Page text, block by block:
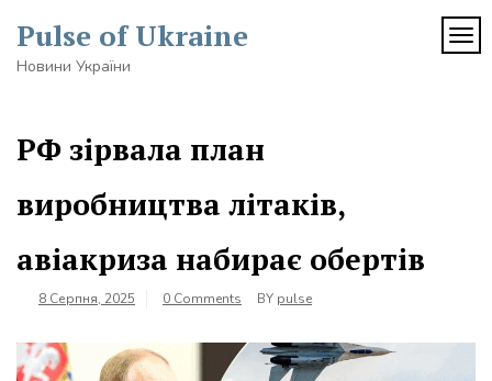
content
Pulse of Ukraine
Новини України
РФ зірвала план
виробництва літаків,
авіакриза набирає обертів
8 Серпня, 2025 0 Comments BY pulse